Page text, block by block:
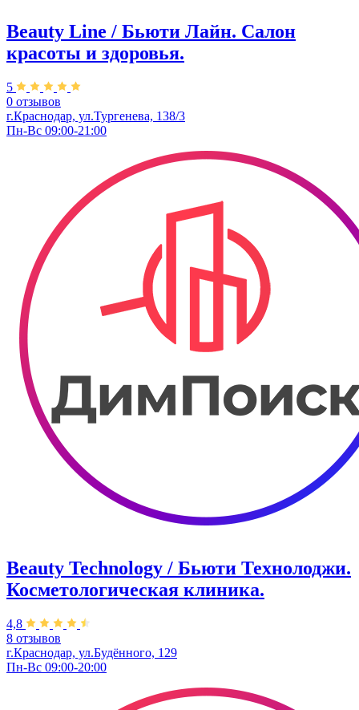
Beauty Line / Бьюти Лайн. Салон
красоты и здоровья.
5
0 отзывов
г.Краснодар, ул.Тургенева, 138/3
Пн-Вс 09:00-21:00
Beauty Technology / Бьюти Технолоджи.
Косметологическая клиника.
4,8
8 отзывов
г.Краснодар, ул.Будённого, 129
Пн-Вс 09:00-20:00